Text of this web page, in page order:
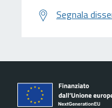
Segnala